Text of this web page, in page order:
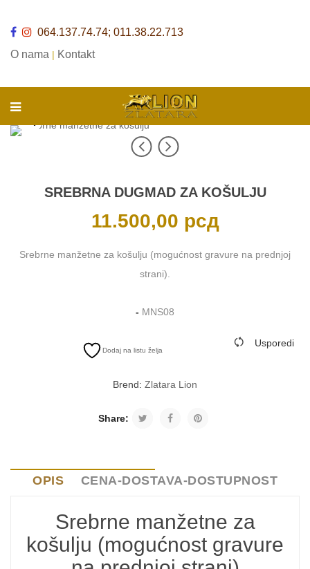
064.137.74.74; 011.38.22.713
O nama | Kontakt
SREBRNA DUGMAD ZA KOŠULJU
11.500,00 рсд
Srebrne manžetne za košulju (mogućnost gravure na prednjoj
strani).
- MNS08
Dodaj na listu želja
Usporedi
Brend: Zlatara Lion
Share:
OPIS CENA-DOSTAVA-DOSTUPNOST
Srebrne manžetne za
košulju (mogućnost gravure